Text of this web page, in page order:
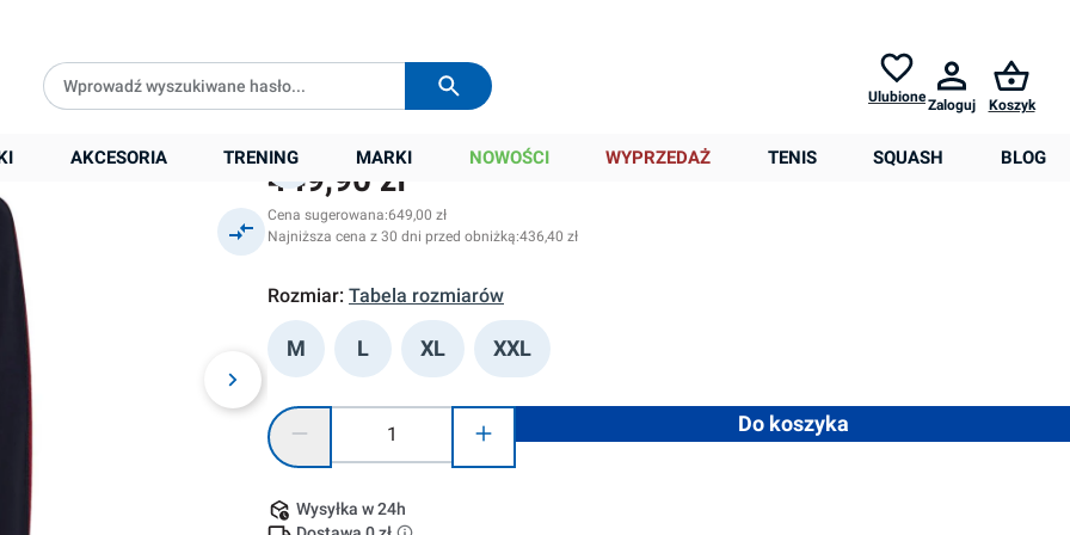
UlubioneZaloguj Koszyk
AKCESORIA TRENING MARKI NOWOŚCI WYPRZEDAŻ TENIS SQUASH BLOG
Collar
449,90 zł
Cena sugerowana:649,00 zł
Najniższa cena z 30 dni przed obniżką:436,40 zł
Rozmiar: Tabela rozmiarów
M L XL XXL
Ilość produktu: Wprowadź żądaną ilość lub użyj przycisków, aby zwiększyć lub zmniejszyć
Do koszyka
Wysyłka w 24h